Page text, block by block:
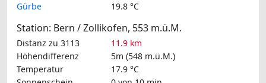
Gürbe
19.8 °C
Station: Bern / Zollikofen, 553 m.ü.M.
Distanz zu 3113
11.9 km
Höhendifferenz
5m (548 m.ü.M.)
Temperatur
17.9 °C